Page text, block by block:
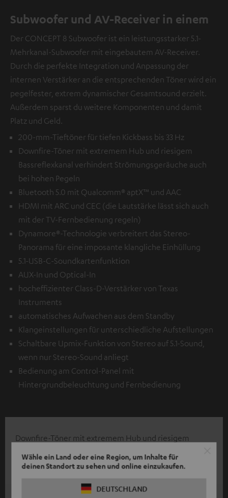
Wähle ein Land oder eine Region, um Inhalte für
deinen Standort zu sehen und online einzukaufen.
DEUTSCHLAND
Subwoofer und AV-Receiver in einem
Der CONCEPT 8 Subwoofer ist ein leistungsstarker 5.1-
Mehrkanal-Subwoofer mit eingebautem AV-Receiver.
Durch die perfekte Integration und Anpassung der
internen Verstärker an die entsprechenden Töner wird ein
pegelfester, extrem dynamischer Gesamtsound erzielt.
Außerdem sparst du weitere Komponenten und damit
Platz und Geld.
200-mm-Tieftöner für tiefen Kickbass bis 33 Hz
Downfire-Töner mit extremem Hub und riesigem
Bassreflexkanal verhindert Strömungsgeräuche auch
bei hohen Pegeln
Bluetooth 5.0 mit Qualcomm® aptX™ und AAC
HDMI mit ARC und CEC (die Lautstärke lässt sich auch
mit der TV-Fernbedienung regeln)
Dynamore®-Technologie verbreitert das Stereo-
Panorama für eine imposante klangliche Einhüllung
5.1-USB-C-Soundkartenfunktion
AUX-In und Optical-In
hocheffizienter Class-D-Verstärker von Texas
Instruments
automatisches Aufwachen aus dem Standby
Klangeinstellungen für unterschiedliche Aufstellungen
Schaltbare Upmix-Funktion von Stereo auf 5.1-Sound,
wenn nur Stereo-Sound anliegt
Bedienung am Control-Panel mit
Hintergrundbeleuchtung und Fernbedienung
Downfire-Töner mit extremem Hub und riesigem
bei hohen Pegeln